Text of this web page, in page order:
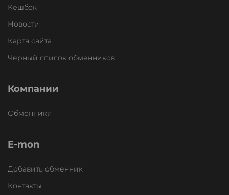
Кешбэк
Новости
Карта сайта
Черный список обменников
Компании
Обменники
E-mon
Добавить обменник
Контакты